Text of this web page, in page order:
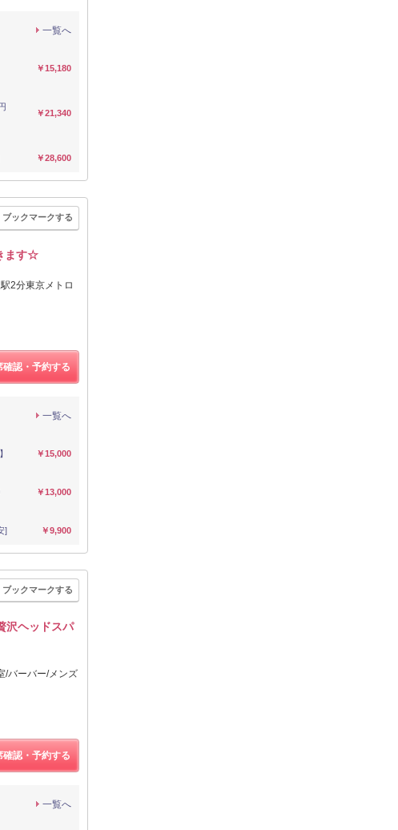
一覧へ
￥15,180
￥21,340
￥28,600
ブックマークする
ます☆
2分東京メトロ
確認・予約する
一覧へ
￥15,000
￥13,000
] ￥9,900
ブックマークする
沢ヘッドスパ
バーバー/メンズ
確認・予約する
一覧へ